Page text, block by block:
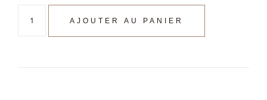
AJOUTER AU PANIER